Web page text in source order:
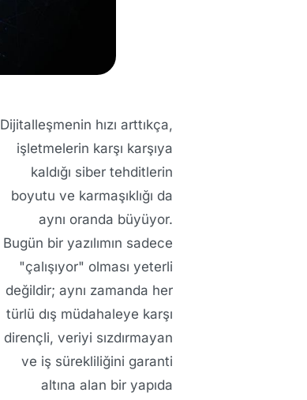
Dijitalleşmenin hızı arttıkça,
işletmelerin karşı karşıya
kaldığı siber tehditlerin
boyutu ve karmaşıklığı da
aynı oranda büyüyor.
Bugün bir yazılımın sadece
"çalışıyor" olması yeterli
değildir; aynı zamanda her
türlü dış müdahaleye karşı
dirençli, veriyi sızdırmayan
ve iş sürekliliğini garanti
altına alan bir yapıda